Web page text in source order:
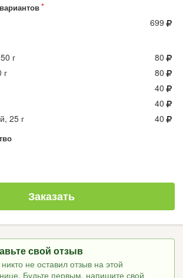
699
г
80
г
80
40
40
25 г
40
Заказать
свой отзыв
не оставил отзыв на этой
Будьте первым, напишите свой